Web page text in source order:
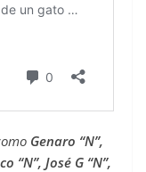
Genaro “N”,
“N”, José G “N”,